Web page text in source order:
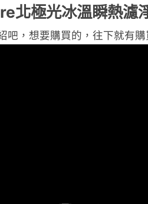
北極光冰溫瞬熱濾
吧，想要購買的，往下就有購